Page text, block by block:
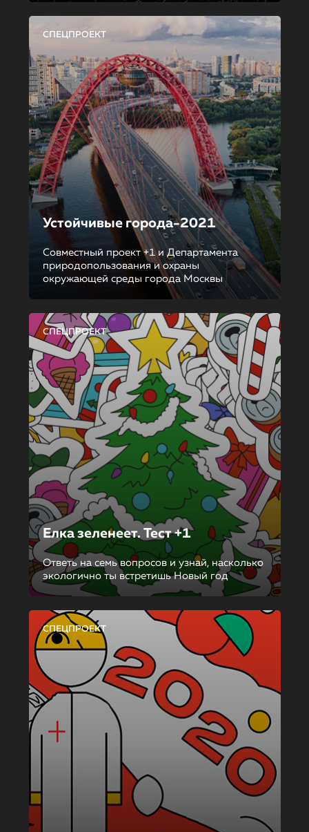
СПЕЦПРОЕКТ
Устойчивые города-2021
Совместный проект +1 и Департамента
природопользования и охраны
окружающей среды города Москвы
СПЕЦПРОЕКТ
Елка зеленеет. Тест +1
Ответь на семь вопросов и узнай, насколько
экологично ты встретишь Новый год
СПЕЦПРОЕКТ